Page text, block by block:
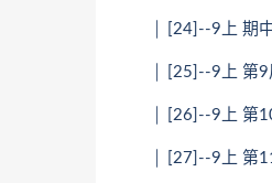
│ [24]--9上 期中
│ [25]--9上 第9周
│ [26]--9上 第10
│ [27]--9上 第11